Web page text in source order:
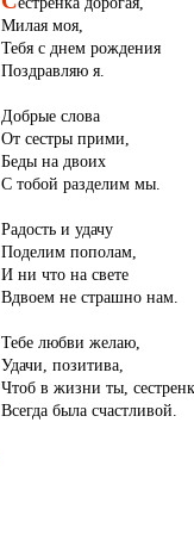
Милая моя,
Тебя с днем рождения
Поздравляю я.
Добрые слова
От сестры прими,
Беды на двоих
С тобой разделим мы.
Радость и удачу
Поделим пополам,
И ни что на свете
Вдвоем не страшно нам.
Тебе любви желаю,
Удачи, позитива,
Чтоб в жизни ты,
Всегда была счастливой.